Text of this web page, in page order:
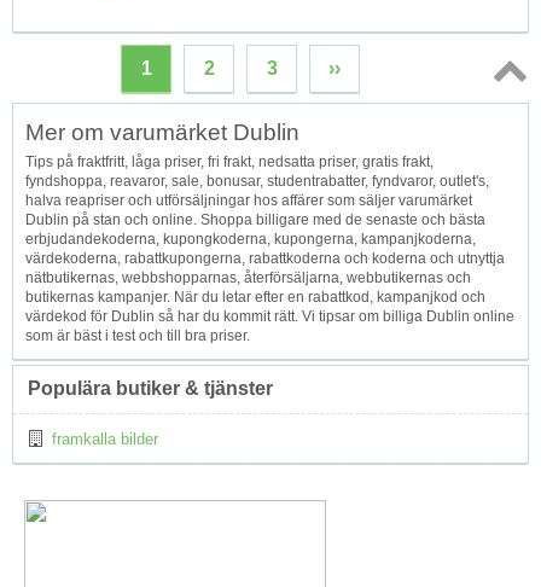
1 2 3 ››
Topp
Mer om varumärket Dublin
Tips på fraktfritt, låga priser, fri frakt, nedsatta priser, gratis frakt,
fyndshoppa, reavaror, sale, bonusar, studentrabatter, fyndvaror, outlet's,
halva reapriser och utförsäljningar hos affärer som säljer varumärket
Dublin på stan och online. Shoppa billigare med de senaste och bästa
erbjudandekoderna, kupongkoderna, kupongerna, kampanjkoderna,
värdekoderna, rabattkupongerna, rabattkoderna och koderna och utnyttja
nätbutikernas, webbshopparnas, återförsäljarna, webbutikernas och
butikernas kampanjer. När du letar efter en rabattkod, kampanjkod och
värdekod för Dublin så har du kommit rätt. Vi tipsar om billiga Dublin online
som är bäst i test och till bra priser.
Populära butiker & tjänster
framkalla bilder